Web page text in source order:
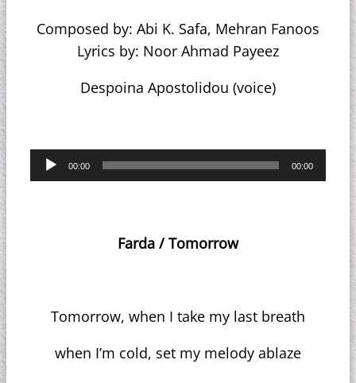
Composed by: Abi K. Safa, Mehran Fanoos
Lyrics by: Noor Ahmad Payeez
Despoina Apostolidou (voice)
Πρόγραμμα
Αναπαραγωγής
00:00 00:00
Farda / Tomorrow
Tomorrow, when I take my last breath
when I’m cold, set my melody ablaze